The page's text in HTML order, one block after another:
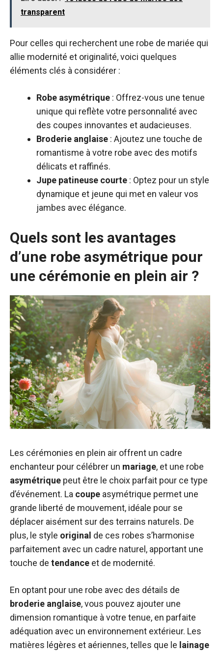
transparent
Pour celles qui recherchent une robe de mariée qui
allie modernité et originalité, voici quelques
éléments clés à considérer :
Robe asymétrique : Offrez-vous une tenue
unique qui reflète votre personnalité avec
des coupes innovantes et audacieuses.
Broderie anglaise : Ajoutez une touche de
romantisme à votre robe avec des motifs
délicats et raffinés.
Jupe patineuse courte : Optez pour un style
dynamique et jeune qui met en valeur vos
jambes avec élégance.
Quels sont les avantages
d’une robe asymétrique pour
une cérémonie en plein air ?
Les cérémonies en plein air offrent un cadre
enchanteur pour célébrer un mariage, et une robe
asymétrique peut être le choix parfait pour ce type
d’événement. La coupe asymétrique permet une
grande liberté de mouvement, idéale pour se
déplacer aisément sur des terrains naturels. De
plus, le style original de ces robes s’harmonise
parfaitement avec un cadre naturel, apportant une
touche de tendance et de modernité.
En optant pour une robe avec des détails de
broderie anglaise, vous pouvez ajouter une
dimension romantique à votre tenue, en parfaite
adéquation avec un environnement extérieur. Les
matières légères et aériennes, telles que le lainage